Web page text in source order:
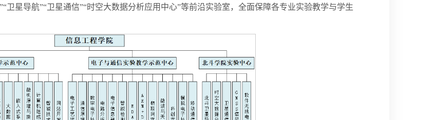
卫星导航”“卫星通信”“时空大数据分析应用中心”等前沿实验室，全面保障各专业实验教学与学生